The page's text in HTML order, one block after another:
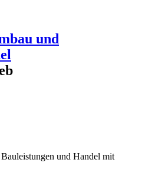
und
und Handel mit